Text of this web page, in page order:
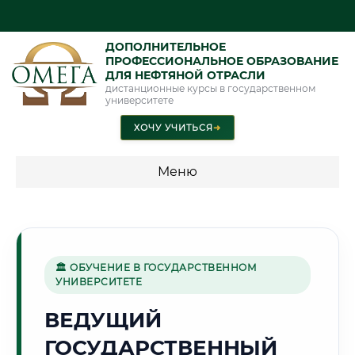
ДОПОЛНИТЕЛЬНОЕ
ПРОФЕССИОНАЛЬНОЕ ОБРАЗОВАНИЕ
ДЛЯ НЕФТЯНОЙ ОТРАСЛИ
дистанционные курсы в государственном
университете
ХОЧУ УЧИТЬСЯ➜
Меню
Г. ШАХТЫ
🏛 ОБУЧЕНИЕ В ГОСУДАРСТВЕННОМ
УНИВЕРСИТЕТЕ
ВЕДУЩИЙ
ГОСУДАРСТВЕННЫЙ